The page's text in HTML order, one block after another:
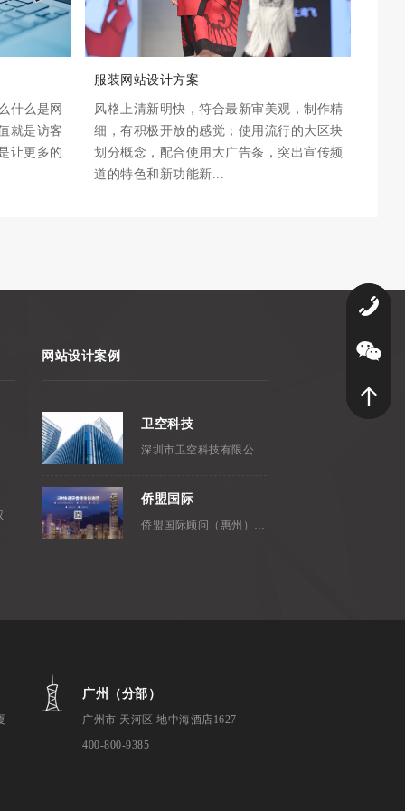
什么是网
就是访客
让更多的
服装网站设计方案
风格上清新明快，符合最新审美观，制作精
细，有积极开放的感觉；使用流行的大区块
划分概念，配合使用大广告条，突出宣传频
道的特色和新功能新...
网站设计案例
卫空科技
深圳市卫空科技有限公司，成立...
侨盟国际
侨盟国际顾问（惠州）有限公司是...
广州（分部）
广州市 天河区 地中海酒店1627
400-800-9385